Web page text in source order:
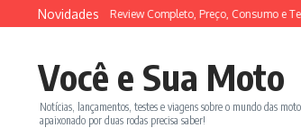
Ir para o conteúdo
Novidades
ADX 150 2026: Review Completo, Preço, Consumo e Teste
Você e Sua Moto
Notícias, lançamentos, testes e viagens sobre o mundo das
apaixonado por duas rodas precisa saber!